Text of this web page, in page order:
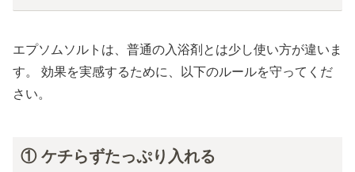
エプソムソルトは、普通の入浴剤とは少し使い方が違いま
す。 効果を実感するために、以下のルールを守ってくだ
さい。
① ケチらずたっぷり入れる